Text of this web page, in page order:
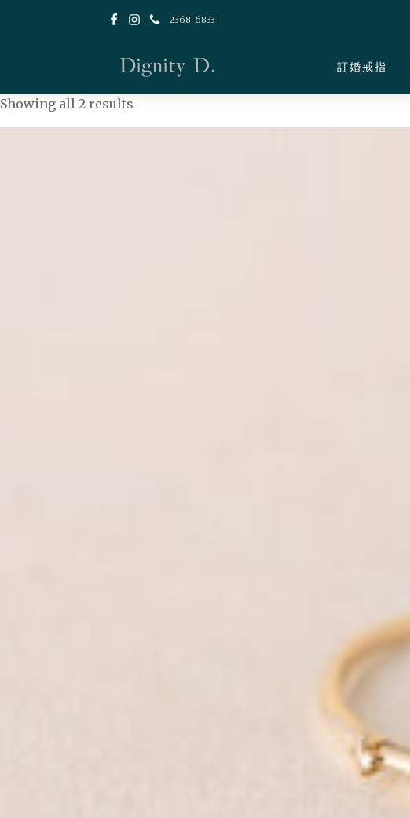
2368-6833
訂婚戒指
Showing all 2 results